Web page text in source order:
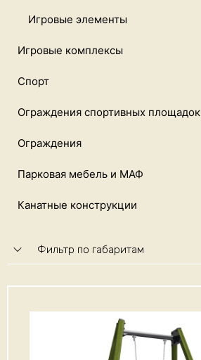
Игровые элементы
Игровые комплексы
Спорт
Ограждения спортивных площадок
Ограждения
Парковая мебель и МАФ
Канатные конструкции
Фильтр по габаритам